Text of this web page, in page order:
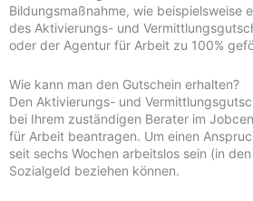
Bildungsmaßnahme, wie beispielsweise
des Aktivierungs- und
oder der Agentur für Arbeit zu 100%
Wie kann man den Gutschein erhalten?
Den Aktivierungs- und
bei Ihrem zuständigen Berater im
für Arbeit beantragen. Um einen
seit sechs Wochen arbeitslos sein (in
Sozialgeld beziehen können.